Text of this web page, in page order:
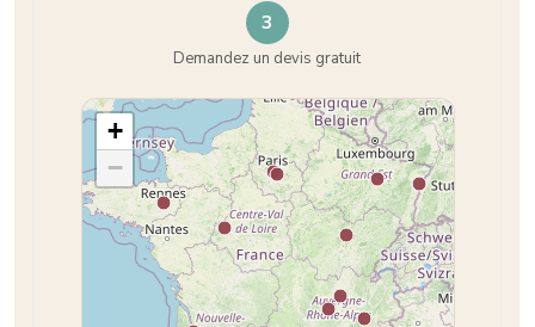
3
Demandez un devis gratuit
+
−